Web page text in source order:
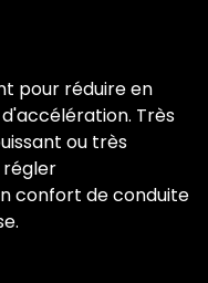
pour réduire en
Très
ou très
régler
confort de conduite